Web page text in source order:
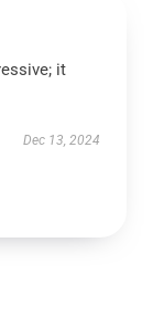
it
Dec 13, 2024